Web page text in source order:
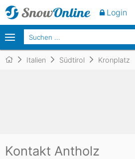
Italien Südtirol Kronplatz
Kontakt Antholz
Login